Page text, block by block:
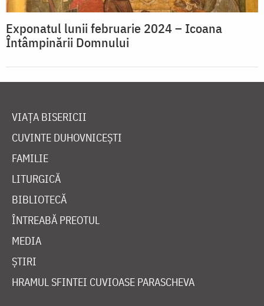
Exponatul lunii februarie 2024 – Icoana
Întâmpinării Domnului
VIAȚA BISERICII
CUVINTE DUHOVNICEȘTI
FAMILIE
LITURGICĂ
BIBLIOTECĂ
ÎNTREABĂ PREOTUL
MEDIA
ȘTIRI
HRAMUL SFINTEI CUVIOASE PARASCHEVA